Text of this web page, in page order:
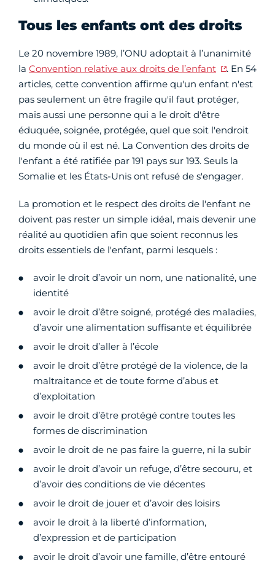
Tous les enfants ont des droits
Le 20 novembre 1989, l’ONU adoptait à l’unanimité
la Convention relative aux droits de l’enfant
. En 54
articles, cette convention affirme qu'un enfant n'est
pas seulement un être fragile qu'il faut protéger,
mais aussi une personne qui a le droit d'être
éduquée, soignée, protégée, quel que soit l'endroit
du monde où il est né. La Convention des droits de
l'enfant a été ratifiée par 191 pays sur 193. Seuls la
Somalie et les États-Unis ont refusé de s'engager.
La promotion et le respect des droits de l'enfant ne
doivent pas rester un simple idéal, mais devenir une
réalité au quotidien afin que soient reconnus les
droits essentiels de l'enfant, parmi lesquels :
avoir le droit d’avoir un nom, une nationalité, une
identité
avoir le droit d’être soigné, protégé des maladies,
d’avoir une alimentation suffisante et équilibrée
avoir le droit d’aller à l’école
avoir le droit d’être protégé de la violence, de la
maltraitance et de toute forme d’abus et
d’exploitation
avoir le droit d’être protégé contre toutes les
formes de discrimination
avoir le droit de ne pas faire la guerre, ni la subir
avoir le droit d’avoir un refuge, d’être secouru, et
d’avoir des conditions de vie décentes
avoir le droit de jouer et d’avoir des loisirs
avoir le droit à la liberté d’information,
d’expression et de participation
avoir le droit d’avoir une famille, d’être entouré